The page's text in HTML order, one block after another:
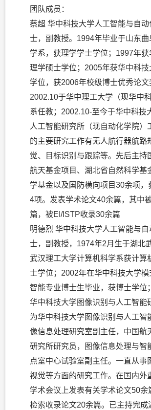
团队成员：
蔡超 华中科技大学人工智能与自
士，副教授。1994年毕业于山东
学系，获理学学士学位；1997年
理学硕士学位；2005年获华中科
学位，获2006年校级博士优秀论
2002.10于华中理工大学（现华中
系任教；2002.10-至今于华中科技
人工智能研究所（现自动化学院）
的主要研究工作有无人航行器航路
觉、目标识别与跟踪等。先后主持
航天基金项目、湖北省自然科学基
学基金以及国防横向项目30余项，
4项。发表学术论文40余篇，其中
篇，被EI/ISTP收录30余篇
明德烈 华中科技大学人工智能与
士，副教授，1974年2月生于湖北
武汉理工大学计算机科学系获计算
士学位；2002年在华中科技大学
智能专业博士生毕业，获博士学位
华中科技大学图像识别与人工智能
为华中科技大学图像识别与人工智
像信息处理研究室副主任，中国航
研究所研究员，图像信息处理与智
点室中心试验室副主任。一直从事
视觉等方面的研究工作。在国内外
学术会议上发表有关学术论文50余
检索收录论文20余篇。已主持完成